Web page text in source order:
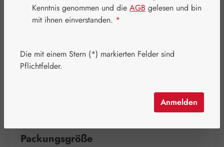
77,60 €
Inhalt: 0.1 Liter (776,00 € / 1 Liter)
Preise inkl. MwSt. zzgl. Versandkosten
Schnell zuschlagen! Es sind nur noch wenige Artikel
Packungsgrößeauswählen
Kenntnis genommen und die AGB gelesen und bin
mit ihnen einverstanden. *
Die mit einem Stern (*) markierten Felder sind
Pflichtfelder.
Anmelden